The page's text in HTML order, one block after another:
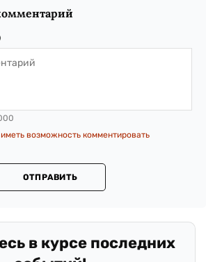
возможность комментировать
ОТПРАВИТЬ
в курсе последних